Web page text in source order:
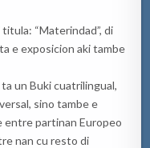
“Materindad”, di
e exposicion aki tambe
un Buki cuatrilingual,
sino tambe e
entre partinan Europeo
nan cu resto di